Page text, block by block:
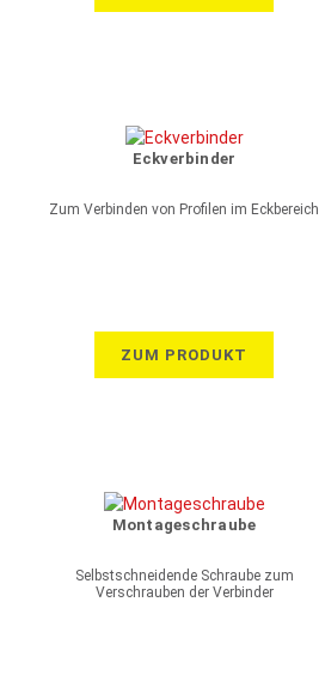
Eckverbinder
Zum Verbinden von Profilen im Eckbereich
ZUM PRODUKT
Montageschraube
Selbstschneidende Schraube zum
Verschrauben der Verbinder